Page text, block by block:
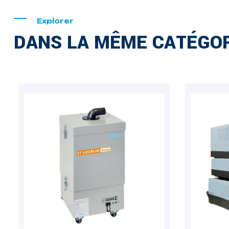
Explorer
DANS LA MÊME